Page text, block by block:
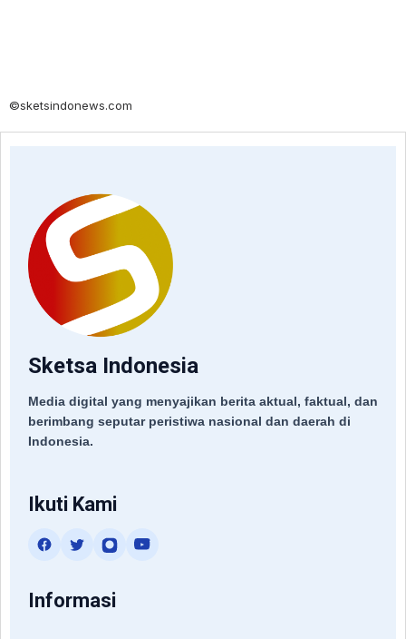
©sketsindonews.com
Sketsa Indonesia
Media digital yang menyajikan berita aktual, faktual, dan
berimbang seputar peristiwa nasional dan daerah di
Indonesia.
Ikuti Kami
Informasi